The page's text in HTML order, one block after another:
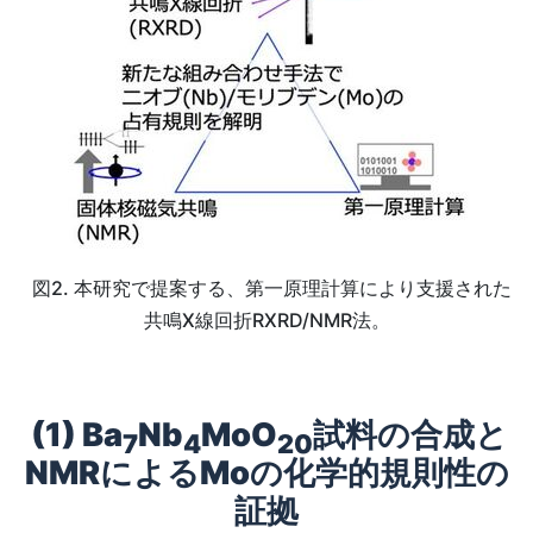
図2. 本研究で提案する、第一原理計算により支援された
共鳴X線回折RXRD/NMR法。
(1) Ba7Nb4MoO20試料の合成と
NMRによるMoの化学的規則性の
証拠